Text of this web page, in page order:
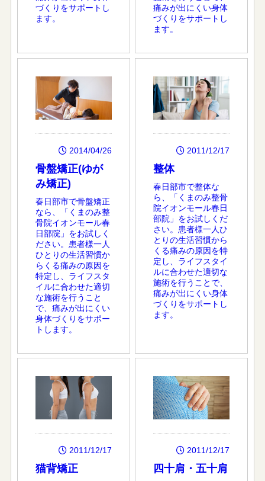
づくりをサポートし
ます。
痛みが出にくい身体
づくりをサポートし
ます。
2014/04/26
骨盤矯正(ゆが
み矯正)
春日部市で骨盤矯正
なら、「くまのみ整
骨院イオンモール春
日部院」をお試しく
ださい。患者様一人
ひとりの生活習慣か
らくる痛みの原因を
特定し、ライフスタ
イルに合わせた適切
な施術を行うこと
で、痛みが出にくい
身体づくりをサポー
トします。
2011/12/17
整体
春日部市で整体な
ら、「くまのみ整骨
院イオンモール春日
部院」をお試しくだ
さい。患者様一人ひ
とりの生活習慣から
くる痛みの原因を特
定し、ライフスタイ
ルに合わせた適切な
施術を行うことで、
痛みが出にくい身体
づくりをサポートし
ます。
2011/12/17
猫背矯正
2011/12/17
四十肩・五十肩